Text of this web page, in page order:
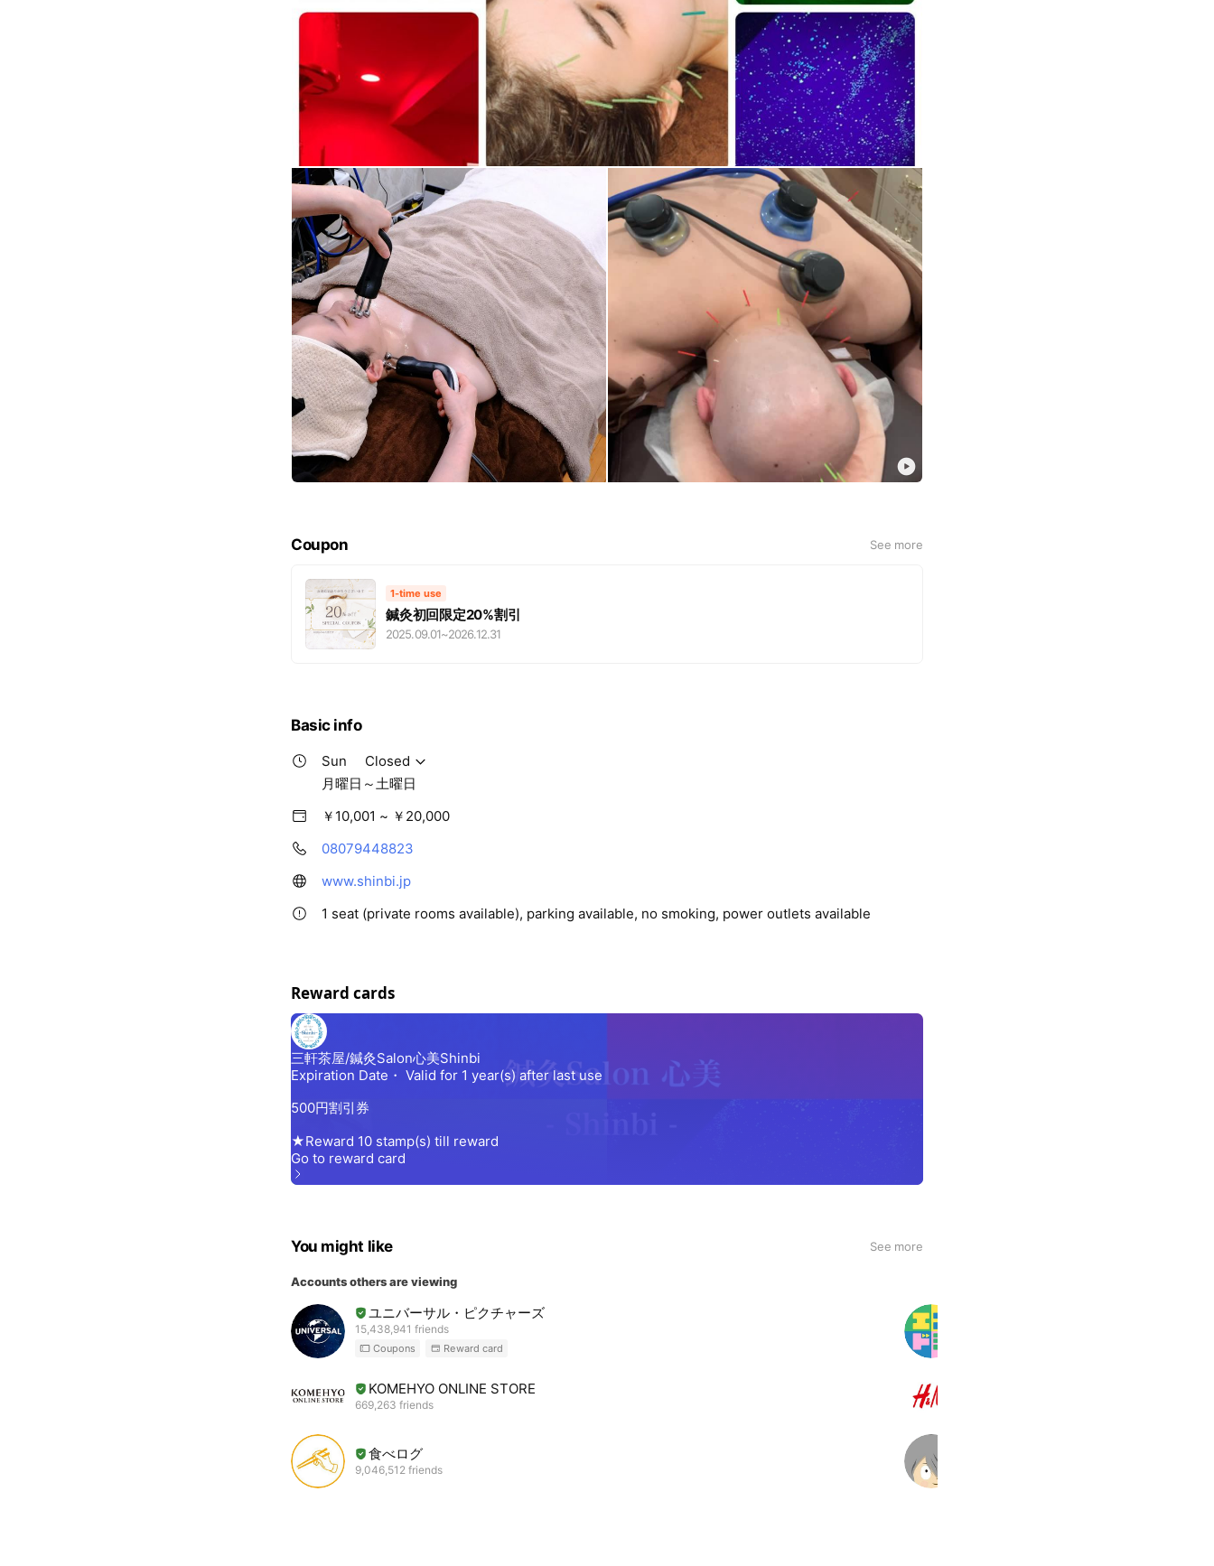
Coupon See more
1-time use
鍼灸初回限定20%割引
2025.09.01~2026.12.31
Basic info
Sun
Closed
月曜日～土曜日
￥10,001 ~ ￥20,000
08079448823
www.shinbi.jp
1 seat (private rooms available), parking available, no smoking, power outlets available
Reward cards
You might like See more
Accounts others are viewing
ユニバーサル・ピクチャーズ
15,438,941 friends
Coupons Reward card
KOMEHYO ONLINE STORE
669,263 friends
食べログ
9,046,512 friends